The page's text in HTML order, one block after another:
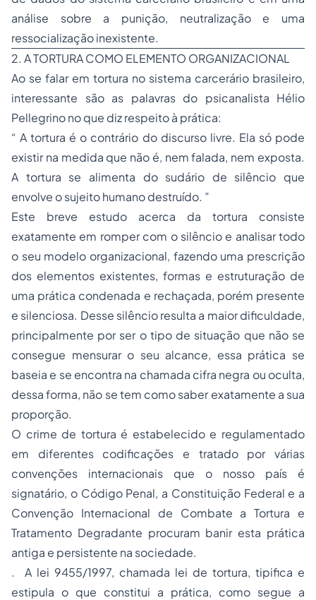
análise sobre a punição, neutralização e uma
ressocialização inexistente.
2. A TORTURA COMO ELEMENTO ORGANIZACIONAL
Ao se falar em tortura no sistema carcerário brasileiro,
interessante são as palavras do psicanalista Hélio
Pellegrino no que diz respeito à prática:
“ A tortura é o contrário do discurso livre. Ela só pode
existir na medida que não é, nem falada, nem exposta.
A tortura se alimenta do sudário de silêncio que
envolve o sujeito humano destruído. ”
Este breve estudo acerca da tortura consiste
exatamente em romper com o silêncio e analisar todo
o seu modelo organizacional, fazendo uma prescrição
dos elementos existentes, formas e estruturação de
uma prática condenada e rechaçada, porém presente
e silenciosa. Desse silêncio resulta a maior dificuldade,
principalmente por ser o tipo de situação que não se
consegue mensurar o seu alcance, essa prática se
baseia e se encontra na chamada cifra negra ou oculta,
dessa forma, não se tem como saber exatamente a sua
proporção.
O crime de tortura é estabelecido e regulamentado
em diferentes codificações e tratado por várias
convenções internacionais que o nosso país é
signatário, o Código Penal, a Constituição Federal e a
Convenção Internacional de Combate a Tortura e
Tratamento Degradante procuram banir esta prática
antiga e persistente na sociedade.
. A lei 9455/1997, chamada lei de tortura, tipifica e
estipula o que constitui a prática, como segue a